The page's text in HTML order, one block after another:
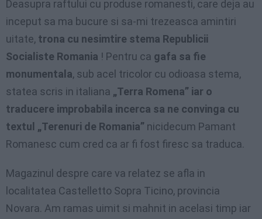
Deasupra raftului cu produse romanesti, care deja au
inceput sa ma bucure si sa-mi trezeasca amintiri
uitate, trona cu nesimtire stema Republicii
Socialiste Romania ! Pentru ca gafa sa fie
monumentala, sub acel tricolor cu odioasa stema,
statea scris in italiana „Terra Romena” iar o
traducere improbabila incerca sa ne convinga cu
textul „Terenuri de Romania” nicidecum Pamant
Romanesc cum cred ca ar fi fost firesc sa traduca.
Magazinul despre care va relatez se afla in
localitatea Castelletto Sopra Ticino, provincia
Novara. Am ramas uimit si mahnit in acelasi timp iar